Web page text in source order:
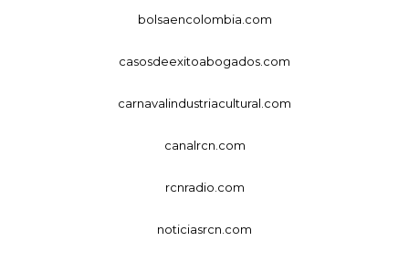
bolsaencolombia.com
casosdeexitoabogados.com
carnavalindustriacultural.com
canalrcn.com
rcnradio.com
noticiasrcn.com